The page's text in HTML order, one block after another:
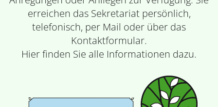
erreichen das Sekretariat persönlich,
telefonisch, per Mail oder über das
Kontaktformular.
Hier finden Sie alle Informationen dazu.